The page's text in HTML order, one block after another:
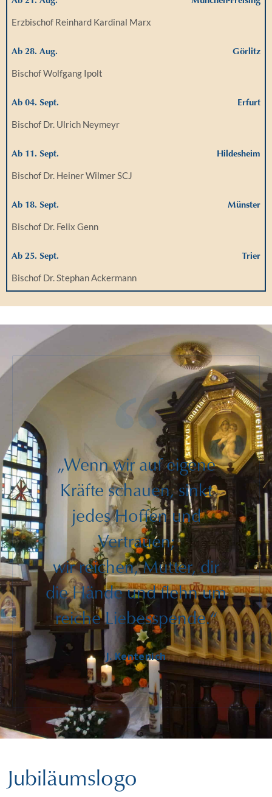
Erzbischof Reinhard Kardinal Marx
Ab 28. Aug. Görlitz
Bischof Wolfgang Ipolt
Ab 04. Sept. Erfurt
Bischof Dr. Ulrich Neymeyr
Ab 11. Sept. Hildesheim
Bischof Dr. Heiner Wilmer SCJ
Ab 18. Sept. Münster
Bischof Dr. Felix Genn
Ab 25. Sept. Trier
Bischof Dr. Stephan Ackermann
„Wenn wir auf eigene
Kräfte schauen, sinkt
jedes Hoffen und
Vertrauen;
wir reichen, Mutter, dir
die Hände und flehn um
reiche Liebesspende.“
J. Kentenich
Jubiläumslogo